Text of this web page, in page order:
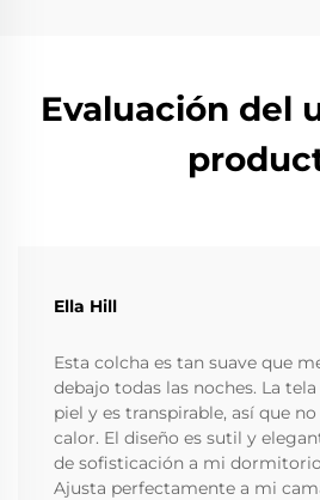
Evaluación del
Ella Hill
Esta colcha es tan suave que
debajo todas las noches. La
piel y es transpirable, así que
calor. El diseño es sutil y
de sofisticación a mi
Ajusta perfectamente a mi